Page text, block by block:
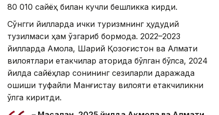
80 010 сайёҳ билан кучли бешликка кирди.
Сўнгги йилларда ички туризмнинг ҳудудий
тузилмаси ҳам ўзгариб бормоқда. 2022–2023
йилларда Ақмола, Шарқий Қозоғистон ва Алмати
вилоятлари етакчилар қаторида бўлган бўлса, 2024
йилда сайёҳлар сонининг сезиларли даражада
ошиши туфайли Манғистау вилояти етакчиликни
қўлга киритди.